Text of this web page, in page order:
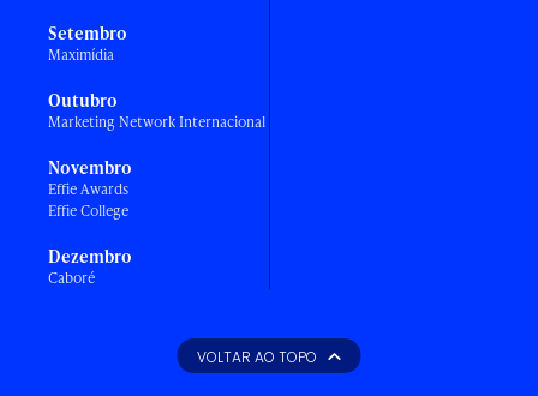
Setembro
Maximídia
Outubro
Marketing Network Internacional
Novembro
Effie Awards
Effie College
Dezembro
Caboré
VOLTAR AO TOPO